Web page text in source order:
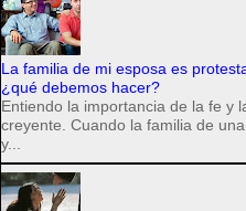
La familia de mi esposa es
¿qué debemos hacer?
Entiendo la importancia de la fe y
creyente. Cuando la familia de
y...